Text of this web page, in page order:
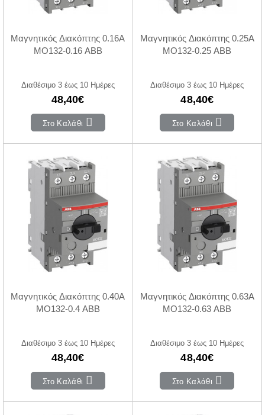
Μαγνητικός Διακόπτης 0.16A
MO132-0.16 ABB
Διαθέσιμο 3 έως 10 Ημέρες
48,40€
Στο Καλάθι
Μαγνητικός Διακόπτης 0.25A
MO132-0.25 ABB
Διαθέσιμο 3 έως 10 Ημέρες
48,40€
Στο Καλάθι
Μαγνητικός Διακόπτης 0.40A
MO132-0.4 ABB
Διαθέσιμο 3 έως 10 Ημέρες
48,40€
Στο Καλάθι
Μαγνητικός Διακόπτης 0.63A
MO132-0.63 ABB
Διαθέσιμο 3 έως 10 Ημέρες
48,40€
Στο Καλάθι